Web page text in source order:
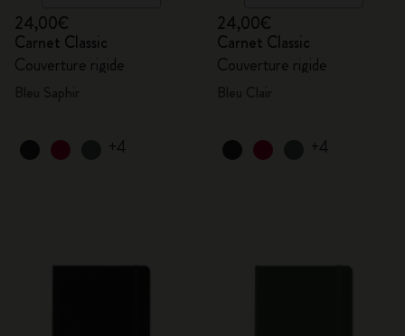
24,00€
Carnet Classic
Couverture rigide
+4
24,00€
Carnet Classic
Couverture rigide
+4